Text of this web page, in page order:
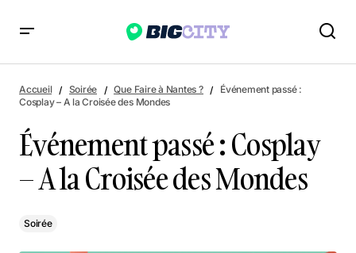
Événement passé : Cosplay – A la Croisée des Mondes
Accueil Soirée Que Faire à Nantes ?
Événement passé :
Cosplay – A la Croisée des Mondes
Événement passé : Cosplay
– A la Croisée des Mondes
Soirée